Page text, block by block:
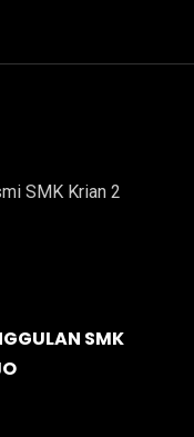
SMK Krian 2
SMK